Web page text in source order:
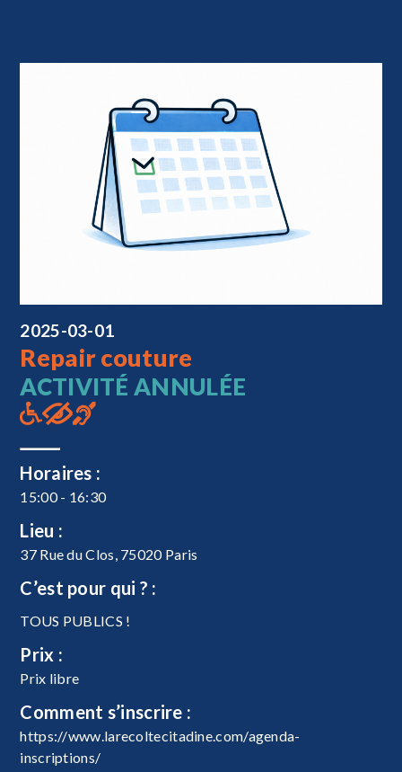
2025-03-01
Repair couture
ACTIVITÉ ANNULÉE
Horaires :
15:00 - 16:30
Lieu :
37 Rue du Clos, 75020 Paris
C’est pour qui ? :
TOUS PUBLICS !
Prix :
Prix libre
Comment s’inscrire :
https://www.larecoltecitadine.com/agenda-
inscriptions/